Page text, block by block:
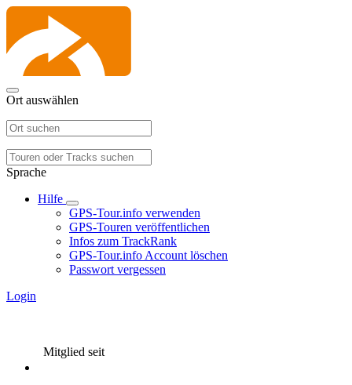
Ort auswählen
Sprache
Hilfe
GPS-Tour.info verwenden
GPS-Touren veröffentlichen
Infos zum TrackRank
GPS-Tour.info Account löschen
Passwort vergessen
Login
Mitglied seit